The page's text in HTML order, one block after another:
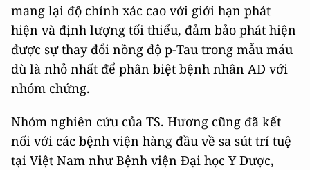
mang lại độ chính xác cao với giới hạn phát
hiện và định lượng tối thiểu, đảm bảo phát hiện
được sự thay đổi nồng độ p-Tau trong mẫu máu
dù là nhỏ nhất để phân biệt bệnh nhân AD với
nhóm chứng.
Nhóm nghiên cứu của TS. Hương cũng đã kết
nối với các bệnh viện hàng đầu về sa sút trí tuệ
tại Việt Nam như Bệnh viện Đại học Y Dược,